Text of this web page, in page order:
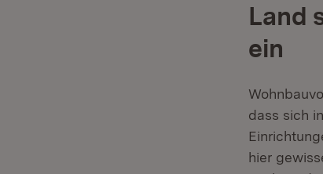
Land
ein
dass sich
hier